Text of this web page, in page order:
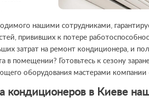
нашими сотрудниками,
прививших к потере
затрат на ремонт кондиционера, и
помещении? Готовьтесь к сезону
оборудования мастерами компании
кондиционеров в Киеве